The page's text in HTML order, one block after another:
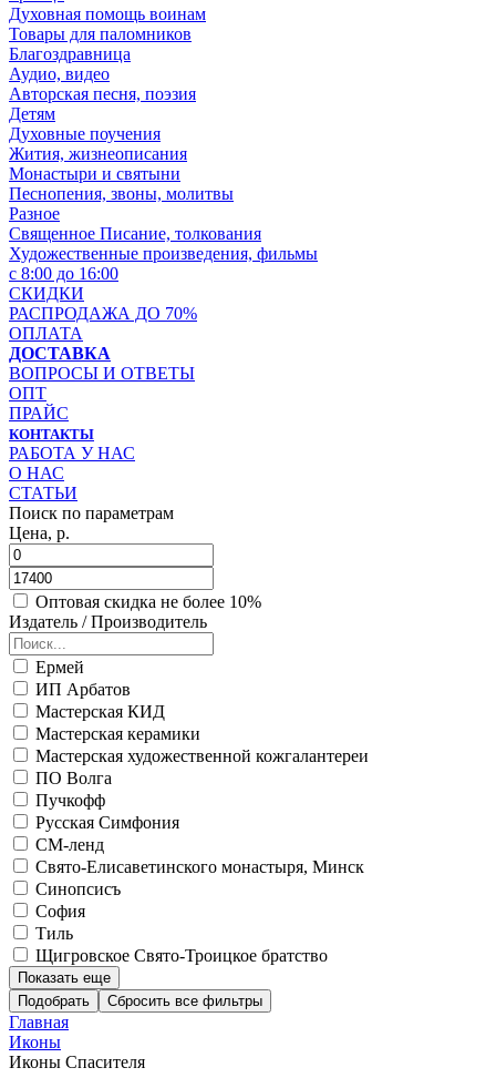
Духовная помощь воинам
Товары для паломников
Благоздравница
Аудио, видео
Авторская песня, поэзия
Детям
Духовные поучения
Жития, жизнеописания
Монастыри и святыни
Песнопения, звоны, молитвы
Разное
Священное Писание, толкования
Художественные произведения, фильмы
с 8:00 до 16:00
СКИДКИ
РАСПРОДАЖА ДО 70%
ОПЛАТА
ДОСТАВКА
ВОПРОСЫ И ОТВЕТЫ
ОПТ
ПРАЙС
КОНТАКТЫ
РАБОТА У НАС
О НАС
СТАТЬИ
Поиск по параметрам
Цена, р.
Оптовая скидка не более 10%
Издатель / Производитель
Ермей
ИП Арбатов
Мастерская КИД
Мастерская керамики
Мастерская художественной кожгалантереи
ПО Волга
Пучкофф
Русская Симфония
СМ-ленд
Свято-Елисаветинского монастыря, Минск
Синопсисъ
София
Тиль
Щигровское Свято-Троицкое братство
Показать еще
Подобрать
Главная
Иконы
Иконы Спасителя